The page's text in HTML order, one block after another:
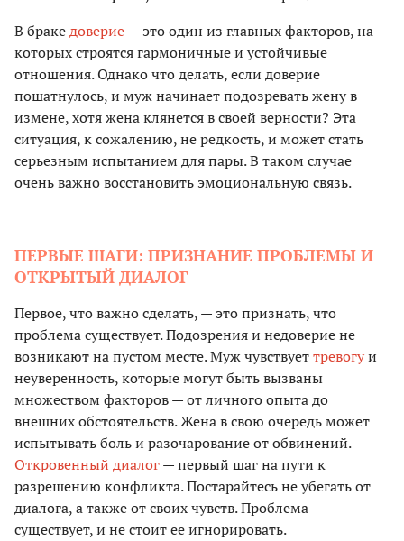
В бракедоверие— это один из главных факторов, на
которых строятся гармоничные и устойчивые
отношения. Однако что делать, если доверие
пошатнулось, и муж начинает подозревать жену в
измене, хотя жена клянется в своей верности? Эта
ситуация, к сожалению, не редкость, и может стать
серьезным испытанием для пары. В таком случае
очень важно восстановить эмоциональную связь.
ПЕРВЫЕ ШАГИ: ПРИЗНАНИЕ ПРОБЛЕМЫ И
ОТКРЫТЫЙ ДИАЛОГ
Первое, что важно сделать, — это признать, что
проблема существует. Подозрения и недоверие не
возникают на пустом месте. Муж чувствуеттревогуи
неуверенность, которые могут быть вызваны
множеством факторов — от личного опыта до
внешних обстоятельств. Жена в свою очередь может
испытывать боль и разочарование от обвинений.
Откровенный диалог— первый шаг на пути к
разрешению конфликта. Постарайтесь не убегать от
диалога, а также от своих чувств. Проблема
существует, и не стоит ее игнорировать.